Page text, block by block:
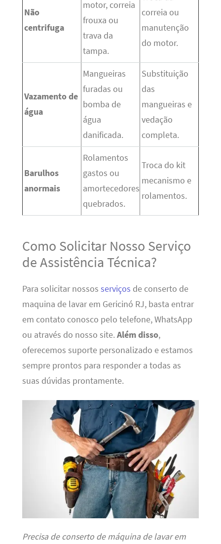
Não
centrifuga
motor, correia
frouxa ou
trava da
tampa.
correia ou
manutenção
do motor.
Vazamento de
água
Mangueiras
furadas ou
bomba de
água
danificada.
Substituição
das
mangueiras e
vedação
completa.
Barulhos
anormais
Rolamentos
gastos ou
amortecedores
quebrados.
Troca do kit
mecanismo e
rolamentos.
Como Solicitar Nosso Serviço
de Assistência Técnica?
Para solicitar nossos serviços de conserto de
maquina de lavar em Gericinó RJ, basta entrar
em contato conosco pelo telefone, WhatsApp
ou através do nosso site. Além disso,
oferecemos suporte personalizado e estamos
sempre prontos para responder a todas as
suas dúvidas prontamente.
Precisa de conserto de máquina de lavar em